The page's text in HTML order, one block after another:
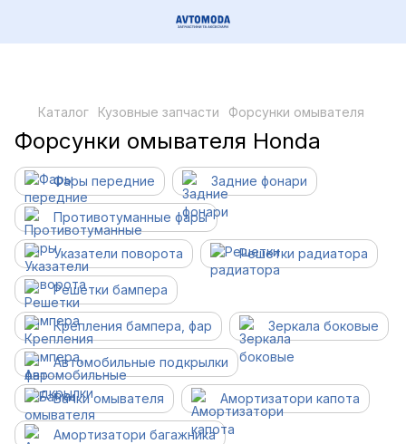
Каталог Кузовные запчасти Форсунки омывателя
Форсунки омывателя Honda
Фары передние Задние фонари
Противотуманные фары
Указатели поворота Решетки радиатора
Решетки бампера
Крепления бампера, фар Зеркала боковые
Автомобильные подкрылки
Бачки омывателя Амортизатори капота
Амортизатори багажника